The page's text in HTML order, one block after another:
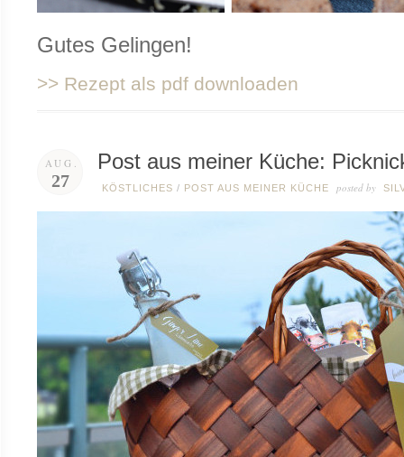
Gutes Gelingen!
>> Rezept als pdf downloaden
AUG.
27
Post aus meiner Küche:
KÖSTLICHES / POST AUS MEINER KÜCHE posted by